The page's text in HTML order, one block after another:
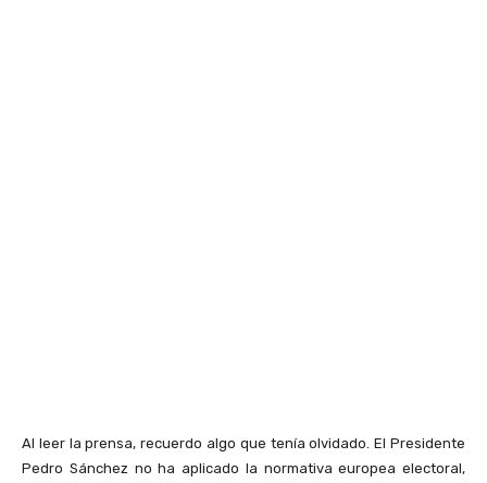
Al leer la prensa, recuerdo algo que tenía olvidado. El Presidente
Pedro Sánchez no ha aplicado la normativa europea electoral,